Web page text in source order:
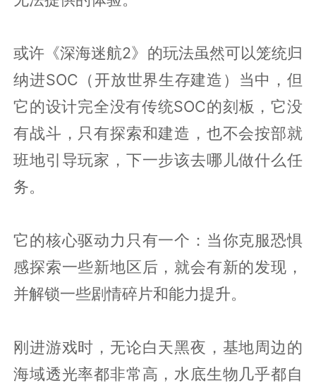
或许《深海迷航2》的玩法虽然可以笼统归
纳进SOC（开放世界生存建造）当中，但
它的设计完全没有传统SOC的刻板，它没
有战斗，只有探索和建造，也不会按部就
班地引导玩家，下一步该去哪儿做什么任
务。
它的核心驱动力只有一个：当你克服恐惧
感探索一些新地区后，就会有新的发现，
并解锁一些剧情碎片和能力提升。
刚进游戏时，无论白天黑夜，基地周边的
海域透光率都非常高，水底生物几乎都自